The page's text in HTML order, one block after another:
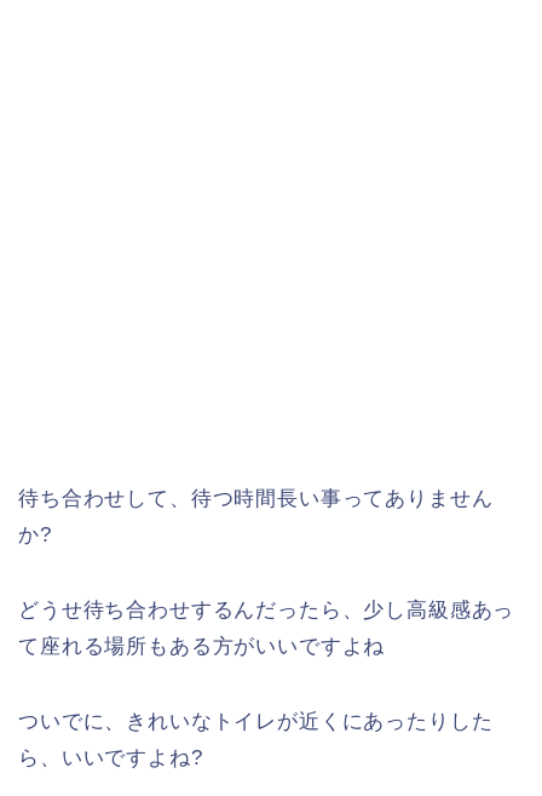
待ち合わせして、待つ時間長い事ってありません
か?
どうせ待ち合わせするんだったら、少し高級感あっ
て座れる場所もある方がいいですよね
ついでに、きれいなトイレが近くにあったりした
ら、いいですよね?